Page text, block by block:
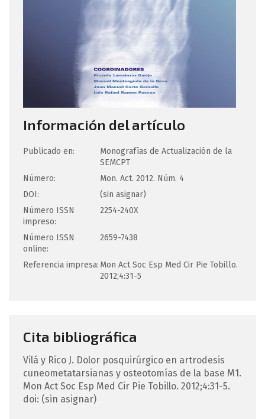
Información del artículo
Publicado en:
Monografías de Actualización de la
SEMCPT
Número:
Mon. Act. 2012. Núm. 4
DOI:
(sin asignar)
Número ISSN
impreso:
2254-240X
Número ISSN
online:
2659-7438
Referencia impresa: Mon Act Soc Esp Med Cir Pie Tobillo.
2012;4:31-5
Cita bibliográfica
Vilá y Rico J. Dolor posquirúrgico en artrodesis
cuneometatarsianas y osteotomías de la base M1.
Mon Act Soc Esp Med Cir Pie Tobillo. 2012;4:31-5.
doi: (sin asignar)